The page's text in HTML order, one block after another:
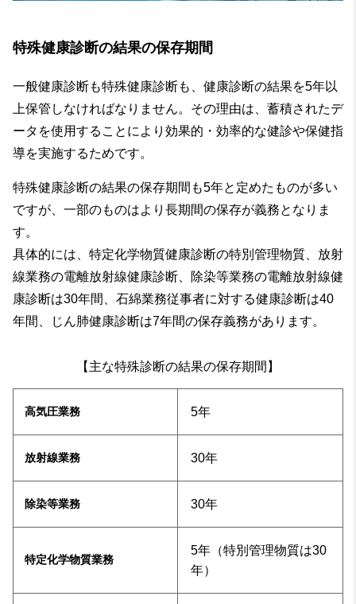
特殊健康診断の結果の保存期間
一般健康診断も特殊健康診断も、健康診断の結果を5年以
上保管しなければなりません。その理由は、蓄積されたデ
ータを使用することにより効果的・効率的な健診や保健指
導を実施するためです。
特殊健康診断の結果の保存期間も5年と定めたものが多い
ですが、一部のものはより長期間の保存が義務となりま
す。
具体的には、特定化学物質健康診断の特別管理物質、放射
線業務の電離放射線健康診断、除染等業務の電離放射線健
康診断は30年間、石綿業務従事者に対する健康診断は40
年間、じん肺健康診断は7年間の保存義務があります。
【主な特殊診断の結果の保存期間】
高気圧業務 5年
放射線業務 30年
除染等業務 30年
特定化学物質業務
5年（特別管理物質は30
年）